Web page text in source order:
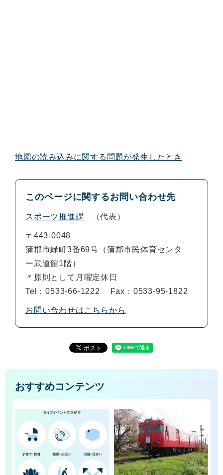
地図の読み込みに関する問題が発生したとき
このページに関するお問い合わせ先
スポーツ推進課 代表
〒443-0048
蒲郡市緑町3番69号（蒲郡市民体育センタ
ー武道館1階）
＊原則として月曜定休日
Tel：0533-66-1222
Fax：0533-95-1822
お問い合わせはこちらから
おすすめコンテンツ